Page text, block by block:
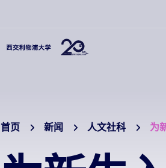
首页 新闻 人文社科 为